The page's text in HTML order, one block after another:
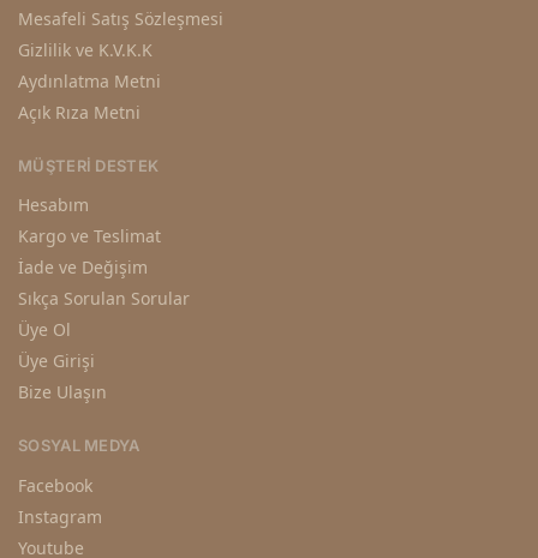
Mesafeli Satış Sözleşmesi
Gizlilik ve K.V.K.K
Aydınlatma Metni
Açık Rıza Metni
MÜŞTERI DESTEK
Hesabım
Kargo ve Teslimat
İade ve Değişim
Sıkça Sorulan Sorular
Üye Ol
Üye Girişi
Bize Ulaşın
SOSYAL MEDYA
Facebook
Instagram
Youtube